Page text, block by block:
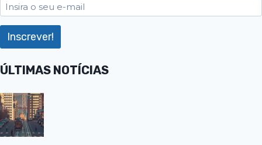
ÚLTIMAS NOTÍCIAS